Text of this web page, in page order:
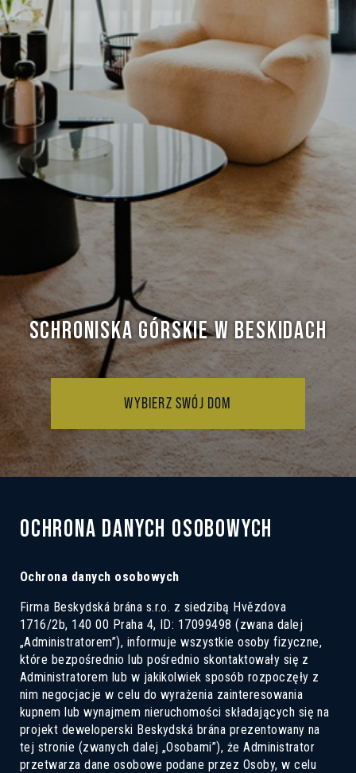
SCHRONISKA GÓRSKIE W BESKIDACH
WYBIERZ SWÓJ DOM
OCHRONA DANYCH OSOBOWYCH
Ochrona danych osobowych
Firma Beskydská brána s.r.o. z siedzibą Hvězdova
1716/2b, 140 00 Praha 4, ID: 17099498 (zwana dalej
„Administratorem”), informuje wszystkie osoby fizyczne,
które bezpośrednio lub pośrednio skontaktowały się z
Administratorem lub w jakikolwiek sposób rozpoczęły z
nim negocjacje w celu do wyrażenia zainteresowania
kupnem lub wynajmem nieruchomości składających się na
projekt deweloperski Beskydská brána prezentowany na
tej stronie (zwanych dalej „Osobami”), że Administrator
przetwarza dane osobowe podane przez Osoby, w celu